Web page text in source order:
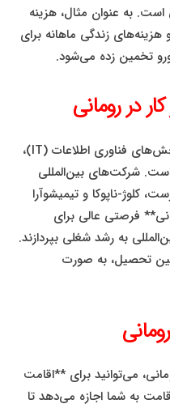
است. به عنوان مثال، هزینه
۱۲۰ یورو است و هزینه‌های زندگی ماهانه برای
در رومانی
**بازار کار در رومانی** به ویژه در بخش‌های فناوری اطلاعات (IT)،
شرکت‌های بین‌المللی
کلوژ-ناپوکا و تیمیشوآرا
فرصتی عالی برای
به رشد شغلی بپردازند.
تحصیل، به صورت
می‌توانید برای **اقامت
به شما اجازه می‌دهد تا